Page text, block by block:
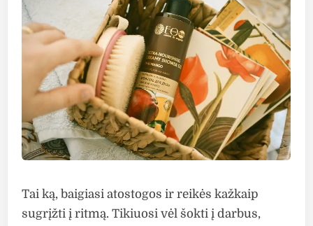
Tai ką, baigiasi atostogos ir reikės kažkaip
sugrįžti į ritmą. Tikiuosi vėl šokti į darbus,